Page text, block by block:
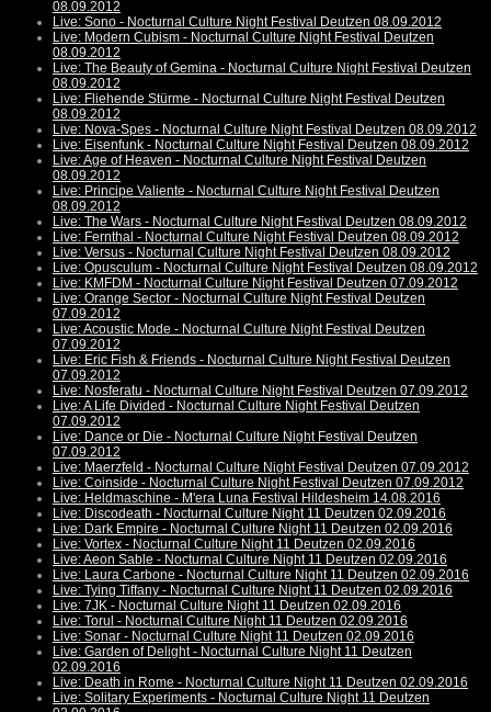
08.09.2012
Live: Sono - Nocturnal Culture Night Festival Deutzen 08.09.2012
Live: Modern Cubism - Nocturnal Culture Night Festival Deutzen
08.09.2012
Live: The Beauty of Gemina - Nocturnal Culture Night Festival Deutzen
08.09.2012
Live: Fliehende Stürme - Nocturnal Culture Night Festival Deutzen
08.09.2012
Live: Nova-Spes - Nocturnal Culture Night Festival Deutzen 08.09.2012
Live: Eisenfunk - Nocturnal Culture Night Festival Deutzen 08.09.2012
Live: Age of Heaven - Nocturnal Culture Night Festival Deutzen
08.09.2012
Live: Principe Valiente - Nocturnal Culture Night Festival Deutzen
08.09.2012
Live: The Wars - Nocturnal Culture Night Festival Deutzen 08.09.2012
Live: Fernthal - Nocturnal Culture Night Festival Deutzen 08.09.2012
Live: Versus - Nocturnal Culture Night Festival Deutzen 08.09.2012
Live: Opusculum - Nocturnal Culture Night Festival Deutzen 08.09.2012
Live: KMFDM - Nocturnal Culture Night Festival Deutzen 07.09.2012
Live: Orange Sector - Nocturnal Culture Night Festival Deutzen
07.09.2012
Live: Acoustic Mode - Nocturnal Culture Night Festival Deutzen
07.09.2012
Live: Eric Fish & Friends - Nocturnal Culture Night Festival Deutzen
07.09.2012
Live: Nosferatu - Nocturnal Culture Night Festival Deutzen 07.09.2012
Live: A Life Divided - Nocturnal Culture Night Festival Deutzen
07.09.2012
Live: Dance or Die - Nocturnal Culture Night Festival Deutzen
07.09.2012
Live: Maerzfeld - Nocturnal Culture Night Festival Deutzen 07.09.2012
Live: Coinside - Nocturnal Culture Night Festival Deutzen 07.09.2012
Live: Heldmaschine - M'era Luna Festival Hildesheim 14.08.2016
Live: Discodeath - Nocturnal Culture Night 11 Deutzen 02.09.2016
Live: Dark Empire - Nocturnal Culture Night 11 Deutzen 02.09.2016
Live: Vortex - Nocturnal Culture Night 11 Deutzen 02.09.2016
Live: Aeon Sable - Nocturnal Culture Night 11 Deutzen 02.09.2016
Live: Laura Carbone - Nocturnal Culture Night 11 Deutzen 02.09.2016
Live: Tying Tiffany - Nocturnal Culture Night 11 Deutzen 02.09.2016
Live: 7JK - Nocturnal Culture Night 11 Deutzen 02.09.2016
Live: Torul - Nocturnal Culture Night 11 Deutzen 02.09.2016
Live: Sonar - Nocturnal Culture Night 11 Deutzen 02.09.2016
Live: Garden of Delight - Nocturnal Culture Night 11 Deutzen
02.09.2016
Live: Death in Rome - Nocturnal Culture Night 11 Deutzen 02.09.2016
Live: Solitary Experiments - Nocturnal Culture Night 11 Deutzen